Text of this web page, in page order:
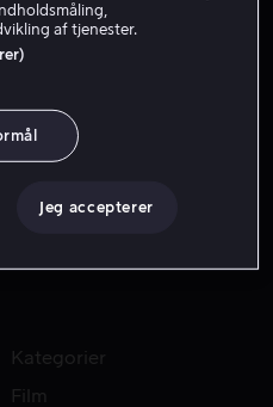
Kategorier
Film
af tjenester.
Jeg accepterer